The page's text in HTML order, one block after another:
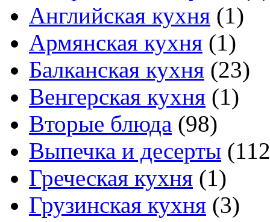
Английская кухня (1)
Армянская кухня (1)
Балканская кухня (23)
Венгерская кухня (1)
Вторые блюда (98)
Выпечка и десерты
Греческая кухня (1)
Грузинская кухня (3)